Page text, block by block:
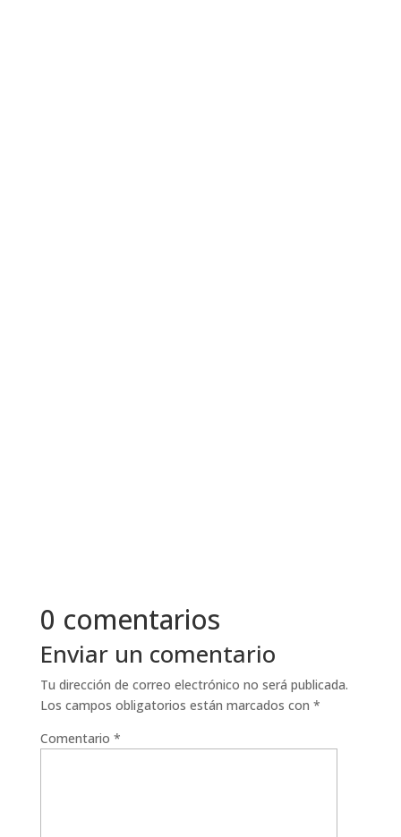
0 comentarios
Enviar un comentario
Tu dirección de correo electrónico no será publicada.
Los campos obligatorios están marcados con *
Comentario *